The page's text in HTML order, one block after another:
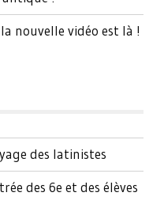
nouvelle vidéo est là !
des latinistes
des 6e et des élèves